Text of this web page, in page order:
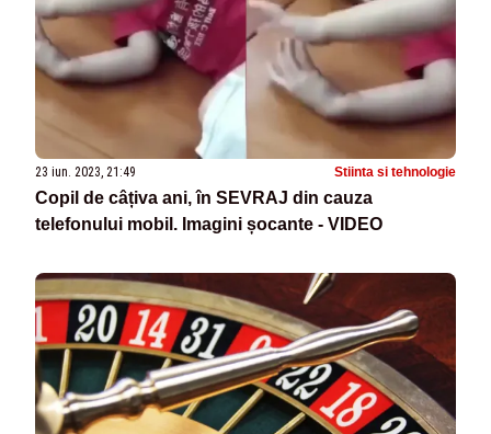
23 iun. 2023, 21:49 Stiinta si tehnologie
Copil de câțiva ani, în SEVRAJ din cauza
telefonului mobil. Imagini șocante - VIDEO